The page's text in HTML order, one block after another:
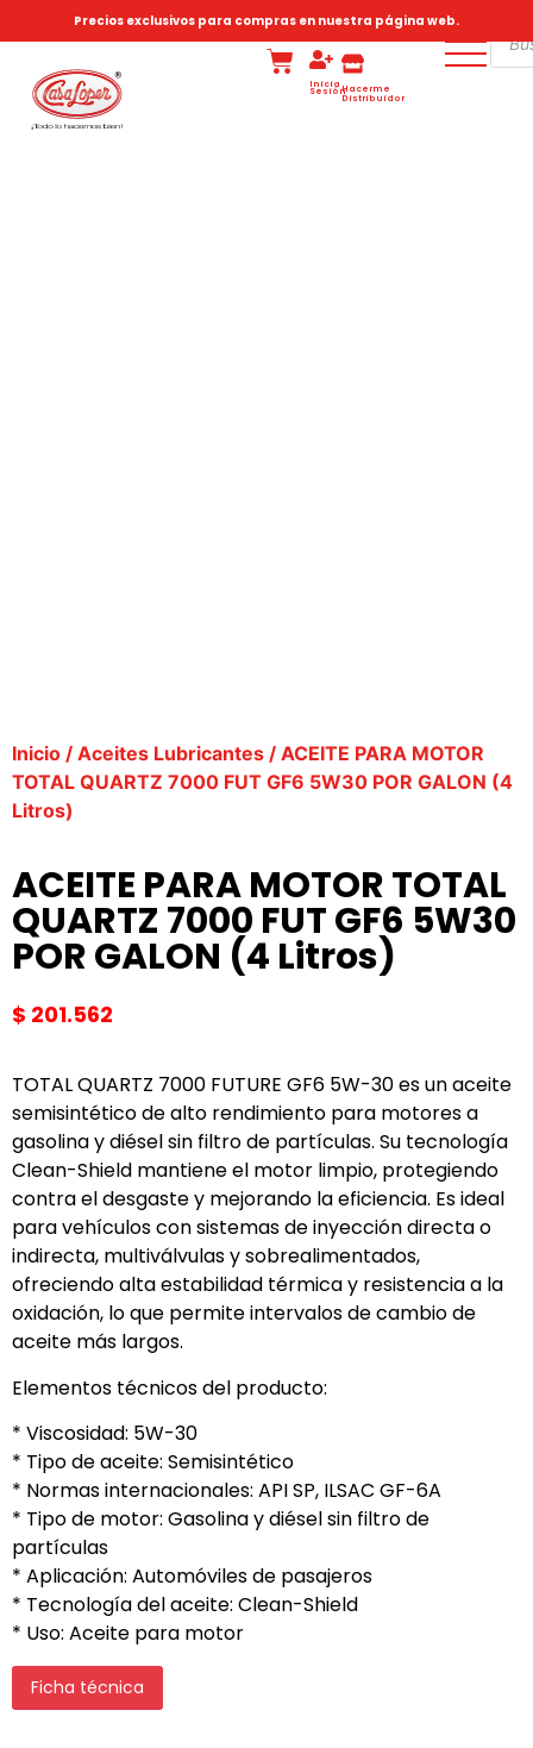
Precios exclusivos para compras en nuestra página web.
Inicia
SesiónHacerme
Distribuidor
Inicio / Aceites Lubricantes / ACEITE PARA MOTOR
TOTAL QUARTZ 7000 FUT GF6 5W30 POR GALON (4
Litros)
ACEITE PARA MOTOR TOTAL
QUARTZ 7000 FUT GF6 5W30
POR GALON (4 Litros)
$ 201.562
TOTAL QUARTZ 7000 FUTURE GF6 5W-30 es un aceite
semisintético de alto rendimiento para motores a
gasolina y diésel sin filtro de partículas. Su tecnología
Clean-Shield mantiene el motor limpio, protegiendo
contra el desgaste y mejorando la eficiencia. Es ideal
para vehículos con sistemas de inyección directa o
indirecta, multiválvulas y sobrealimentados,
ofreciendo alta estabilidad térmica y resistencia a la
oxidación, lo que permite intervalos de cambio de
aceite más largos.
Elementos técnicos del producto:
* Viscosidad: 5W-30
* Tipo de aceite: Semisintético
* Normas internacionales: API SP, ILSAC GF-6A
* Tipo de motor: Gasolina y diésel sin filtro de
partículas
* Aplicación: Automóviles de pasajeros
* Tecnología del aceite: Clean-Shield
* Uso: Aceite para motor
Ficha técnica